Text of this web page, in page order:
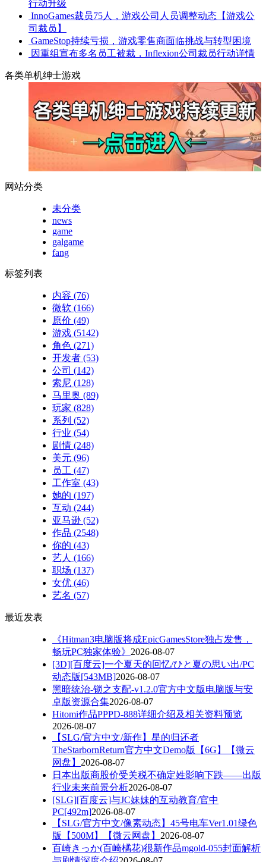
行动升级
InnoGames裁员75人，游戏公司人员调整动态【游戏公
司裁员】
GameStop持续亏损，游戏零售商面临挑战与转型困境
因重组宣布多名员工被裁，Inflexion公司裁员行动详情
各类单机绅士游戏
网站分类
未分类
news
game
galgame
fang
标签列表
内容 (76)
微软 (166)
原价 (49)
游戏 (5142)
角色 (271)
开发者 (53)
公司 (142)
索尼 (128)
马里奥 (89)
玩家 (828)
系列 (52)
行业 (54)
剧情 (248)
美元 (96)
员工 (47)
工作室 (43)
她的 (197)
互动 (244)
亚马逊 (52)
作品 (2548)
你的 (43)
艺人 (166)
职场 (137)
女优 (46)
艺名 (57)
最近发表
《Hitman3电脑版将成EpicGamesStore独占发售，
畅玩PC独家体验》 2026-08-07
[3D][百度云]一个夏天的回忆/ひと夏の思い出/PC
动态版[543MB]2026-08-07
黑暗统治-锁之支配-v1.2.0官方中文版电脑版与安
卓版资源合集2026-08-07
Hitomi作品PPPD-888详细介绍及相关资料预览
2026-08-07
【SLG/官方中文/新作】星的归还者
TheStarbornReturn官方中文Demo版【6G】【微云
网盘】 2026-08-07
日本出版商股价受关税不确定姓影响下跌——出版
行业未来前景分析2026-08-07
[SLG][百度云]与JC妹妹的互动教育/官中
PC[492m]2026-08-07
【SLG/官方中文/像素动态】45号电车Ver1.01绿色
版【500M】【微云网盘】 2026-08-07
百崎きっか(百崎橘花)很新作品mgold-055封面解析